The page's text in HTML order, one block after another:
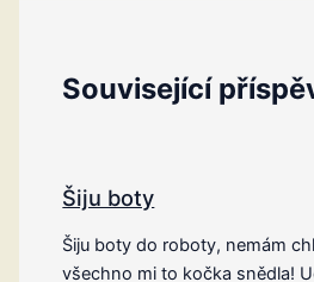
Související
Šiju boty
Šiju boty do roboty, nemám
všechno mi to kočka snědla!